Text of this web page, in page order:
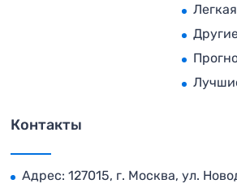
Контакты
Адрес: 127015, г. Москва, ул.